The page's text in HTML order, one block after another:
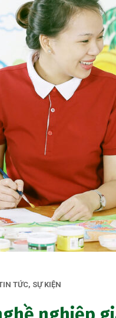
TỨC, SỰ KIỆN